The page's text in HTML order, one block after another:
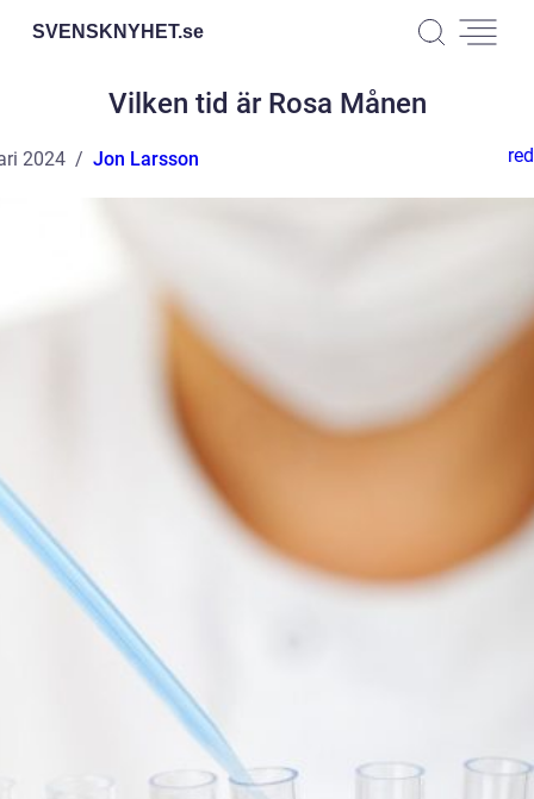
SVENSKNYHET.se
Vilken tid är Rosa Månen
2024 Jon Larsson